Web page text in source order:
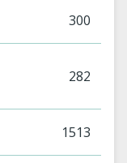
300
282
1513